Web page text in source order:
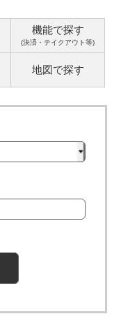
機能で探す
(決済・テイクアウト等)
地図で探す